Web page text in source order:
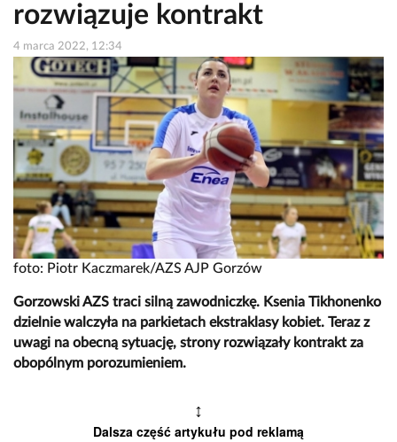
rozwiązuje kontrakt
4 marca 2022, 12:34
foto: Piotr Kaczmarek/AZS AJP Gorzów
Gorzowski AZS traci silną zawodniczkę. Ksenia Tikhonenko
dzielnie walczyła na parkietach ekstraklasy kobiet. Teraz z
uwagi na obecną sytuację, strony rozwiązały kontrakt za
obopólnym porozumieniem.
↕
Dalsza część artykułu pod reklamą